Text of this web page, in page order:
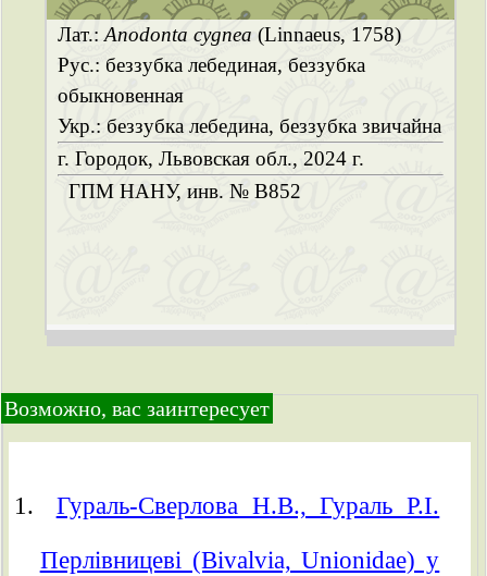
Лат.:Anodonta cygnea (Linnaeus, 1758)
Рус.: беззубка лебединая, беззубка
обыкновенная
Укр.: беззубка лебедина, беззубка звичайна
г. Городок, Львовская обл., 2024 г.
ГПМ НАНУ, инв. № B852
Возможно, вас заинтересует
Гураль-Сверлова Н.В., Гураль Р.І.
Перлівницеві (Bivalvia, Unionidae) у